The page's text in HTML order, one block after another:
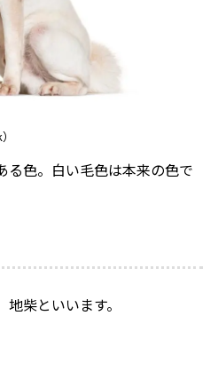
る色。白い毛色は本来の色で
柴といいます。